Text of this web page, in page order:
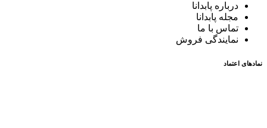
درباره پابدانا
مجله پابدانا
تماس با ما
نمایندگی فروش
نمادهای اعتماد